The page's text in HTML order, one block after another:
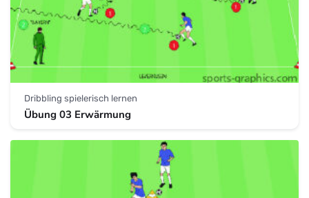
Dribbling spielerisch lernen
Übung 03 Erwärmung